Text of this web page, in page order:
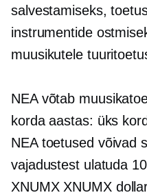
salvestamiseks,
instrumentide
muusikutele
NEA võtab
korda aastas: üks
NEA toetused võivad
vajadustest ulatuda
XNUMX XNUMX